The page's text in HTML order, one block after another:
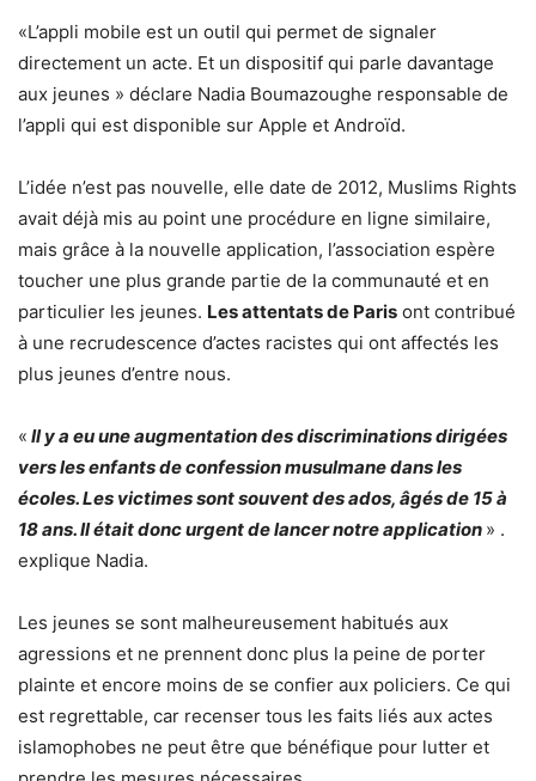
«L’appli mobile est un outil qui permet de signaler
directement un acte. Et un dispositif qui parle davantage
aux jeunes » déclare Nadia Boumazoughe responsable de
l’appli qui est disponible sur Apple et Androïd.
L’idée n’est pas nouvelle, elle date de 2012, Muslims Rights
avait déjà mis au point une procédure en ligne similaire,
mais grâce à la nouvelle application, l’association espère
toucher une plus grande partie de la communauté et en
particulier les jeunes. Les attentats de Paris ont contribué
à une recrudescence d’actes racistes qui ont affectés les
plus jeunes d’entre nous.
« Il y a eu une augmentation des discriminations dirigées
vers les enfants de confession musulmane dans les
écoles. Les victimes sont souvent des ados, âgés de 15 à
18 ans. Il était donc urgent de lancer notre application » .
explique Nadia.
Les jeunes se sont malheureusement habitués aux
agressions et ne prennent donc plus la peine de porter
plainte et encore moins de se confier aux policiers. Ce qui
est regrettable, car recenser tous les faits liés aux actes
islamophobes ne peut être que bénéfique pour lutter et